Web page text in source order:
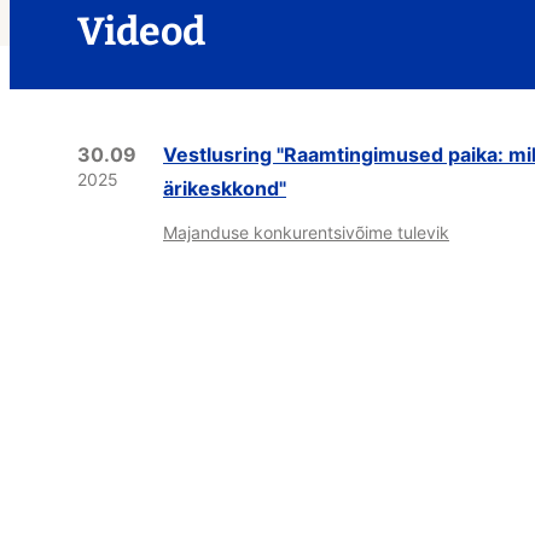
Videod
30.09
2025
Vestlusring "Raamtingimused paika:
ärikeskkond"
Majanduse konkurentsivõime tulevik